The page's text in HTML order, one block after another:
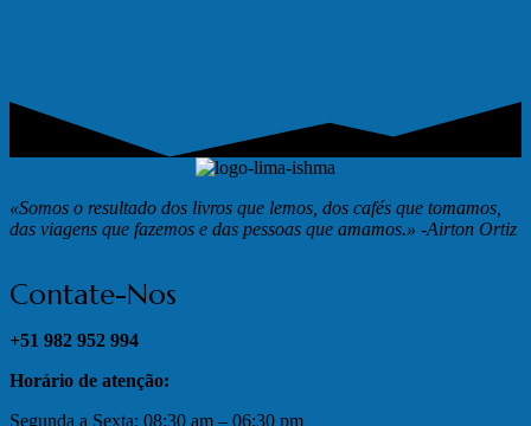
«Somos o resultado dos livros que lemos, dos cafés que tomamos,
das viagens que fazemos e das pessoas que amamos.» -Airton Ortiz
Contate-Nos
+51 982 952 994
Horário de atenção:
Segunda a Sexta: 08:30 am – 06:30 pm